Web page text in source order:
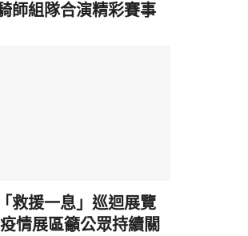
師組隊合演精彩賽事
救援一息」巡迴展覽
情展區籲公眾持續關